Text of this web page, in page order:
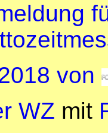
von
WZ mit